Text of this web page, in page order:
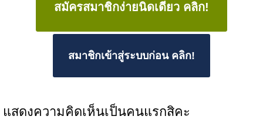
สมัครสมาชิกง่ายนิดเดียว คลิก!
สมาชิกเข้าสู่ระบบก่อน คลิก!
แสดงความคิดเห็นเป็นคนแรกสิคะ